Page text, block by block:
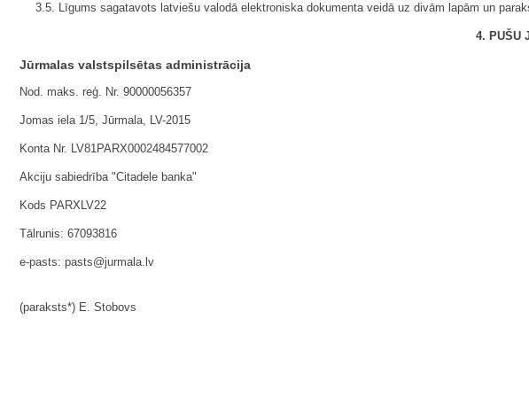
3.5. Līgums sagatavots latviešu valodā elektroniska dokumenta veidā uz divām lapām un
4. PUŠU
Jūrmalas valstspilsētas administrācija
Nod. maks. reģ. Nr. 90000056357
Jomas iela 1/5, Jūrmala, LV-2015
Konta Nr. LV81PARX0002484577002
Akciju sabiedrība "Citadele banka"
Kods PARXLV22
Tālrunis: 67093816
e-pasts: pasts@jurmala.lv
(paraksts*) E. Stobovs